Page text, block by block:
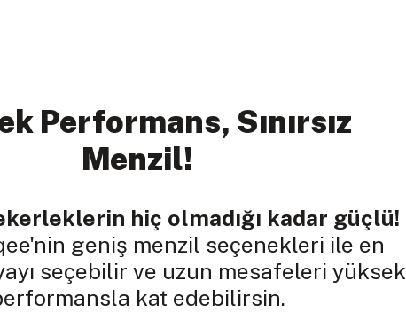
Performans, Sınırsız
Menzil!
hiç olmadığı kadar güçlü!
geniş menzil seçenekleri ile en
seçebilir ve uzun mesafeleri yüksek
kat edebilirsin.